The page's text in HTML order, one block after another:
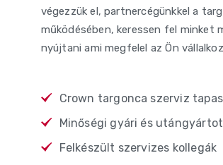
végezzük el, partnercégünkkel a
működésében, keressen fel
nyújtani ami megfelel az Ön
Crown targonca szerviz
Minőségi gyári és
Felkészült szervizes kollegák